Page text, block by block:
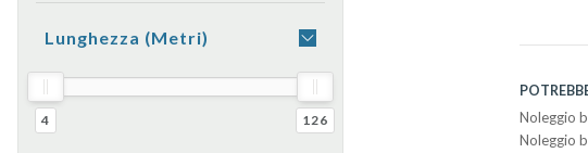
Lunghezza (metri)
4 126 Noleggio
Noleggio